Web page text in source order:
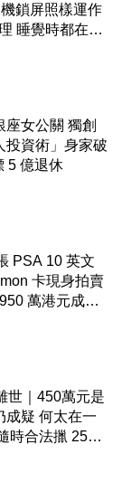
鎖屏照樣運作
睡覺時都在幫
座女公關 獨創
投資術」身家破
5 億退休
PSA 10 英文
卡現身拍賣
萬港元成交
世｜450萬元是
成疑 何太在一
時合法擸 250